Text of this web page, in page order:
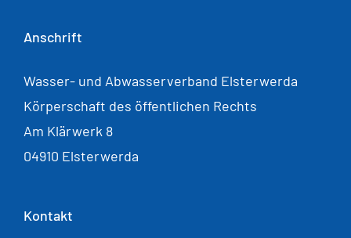
Anschrift
Wasser- und Abwasserverband Elsterwerda
Körperschaft des öffentlichen Rechts
Am Klärwerk 8
04910 Elsterwerda
Kontakt